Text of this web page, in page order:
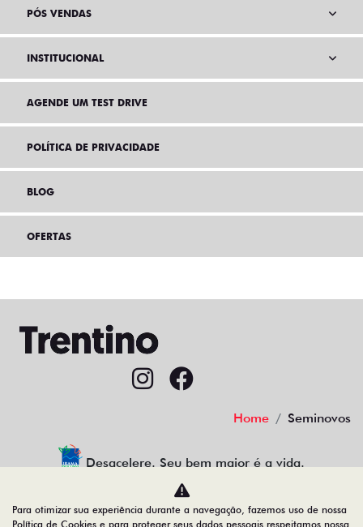
PÓS VENDAS
INSTITUCIONAL
AGENDE UM TEST DRIVE
POLÍTICA DE PRIVACIDADE
BLOG
OFERTAS
Home Seminovos
Desacelere. Seu bem maior é a vida.
Para otimizar sua experiência durante a navegação, fazemos uso de nossa
Política de Cookies e para proteger seus dados pessoais respeitamos nossa